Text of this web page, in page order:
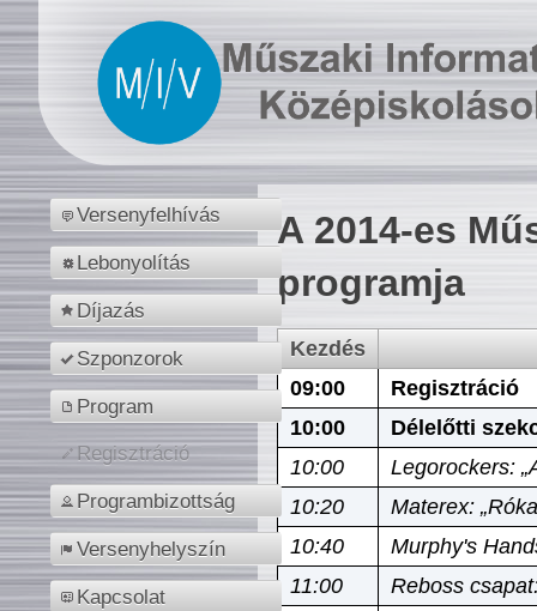
Versenyfelhívás
Lebonyolítás
Díjazás
Szponzorok
Program
Regisztráció
Programbizottság
Versenyhelyszín
Kapcsolat
A 2014-es
programja
Kezdés
09:00
Regisztráció
10:00
Délelőtti
10:00
Legorockers:
10:20
Materex:
10:40
Murphy's
11:00
Reboss